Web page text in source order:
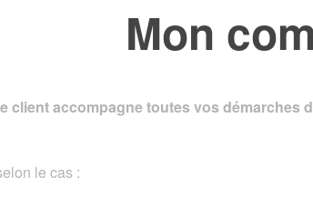
Mon
client accompagne toutes vos démarches
le cas :